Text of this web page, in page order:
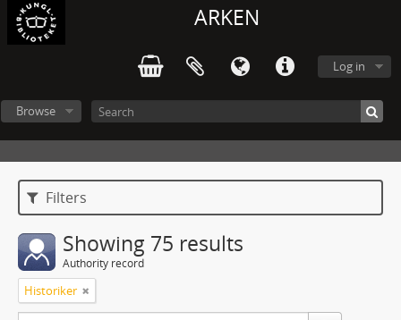
ARKEN
Log in
Browse
Filters
Showing 75 results
Authority record
Historiker